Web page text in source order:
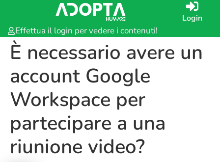
Login
Effettua il login per vedere i contenuti!
È necessario avere un
account Google
Workspace per
partecipare a una
riunione video?